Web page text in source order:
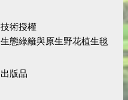
技術授權
生態綠籬與原生野花植生毯
出版品